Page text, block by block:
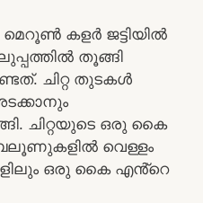
മെറൂൺ കളർ ജട്ടിയിൽ
തൂങ്ങി
ചിറ്റ തുടകൾ
ചിറ്റയുടെ ഒരു കൈ
വെള്ളം
ഒരു കൈ എൻ്റെ